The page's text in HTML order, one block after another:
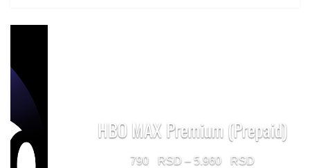
HBO MAX Premium (Prepaid)
– 5.960 Price